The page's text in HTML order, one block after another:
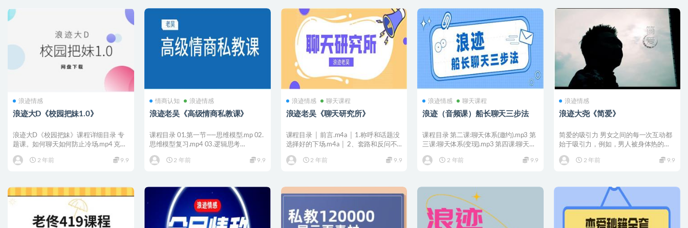
浪迹情感
浪迹大D《校园把妹1.0》
浪迹大D《校园把妹》课程详细目录 专
题课。如何聊天如何防止冷场.mp4 克服
2 年前
9.9
情商认知 浪迹情感
浪迹老吴《高级情商私教课》
课程目录 01.第一节——思维模型.mp 02.
思维模型复习.mp4 03.逻辑思考
2 年前
9.9
浪迹情感 聊天课程
浪迹老吴《聊天研究所》
课程目录 │ 前言.m4a │ 1.称呼和话题没
选择好的下场.m4a │ 2、套路和反问不
2 年前
9.9
浪迹情感 聊天课程
浪迹（音频课）船长聊天三步法
课程目录 第二课:聊天体系(邀约).mp3 第
三课:聊天体系(变现).mp3 第四课:聊天
2 年前
9.9
浪迹情感
浪迹大尧《简爱》
简爱的吸引力 男女之间的每一次互动都
始于吸引力，例如，男人被身体热的女
2 年前
9.9